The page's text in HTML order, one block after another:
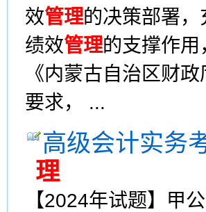
效管理的决策部署
绩效管理的支撑作用
《内蒙古自治区财
要求， ...
高级会计实务
理
【2024年试题】甲